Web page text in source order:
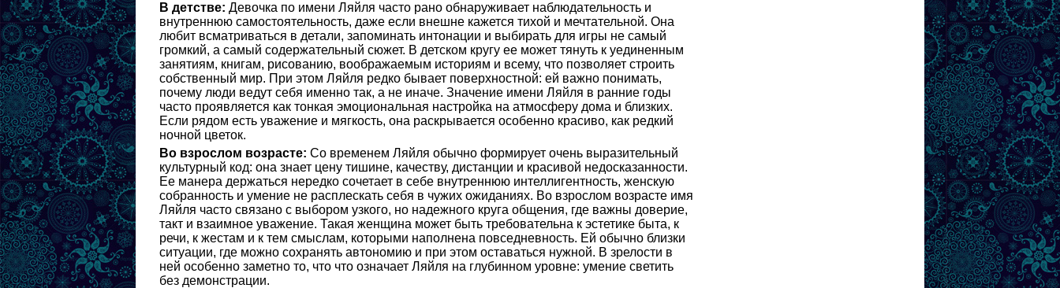
В детстве: Девочка по имени Ляйля часто рано обнаруживает наблюдательность и
внутреннюю самостоятельность, даже если внешне кажется тихой и мечтательной. Она
любит всматриваться в детали, запоминать интонации и выбирать для игры не самый
громкий, а самый содержательный сюжет. В детском кругу ее может тянуть к уединенным
занятиям, книгам, рисованию, воображаемым историям и всему, что позволяет строить
собственный мир. При этом Ляйля редко бывает поверхностной: ей важно понимать,
почему люди ведут себя именно так, а не иначе. Значение имени Ляйля в ранние годы
часто проявляется как тонкая эмоциональная настройка на атмосферу дома и близких.
Если рядом есть уважение и мягкость, она раскрывается особенно красиво, как редкий
ночной цветок.
Во взрослом возрасте: Со временем Ляйля обычно формирует очень выразительный
культурный код: она знает цену тишине, качеству, дистанции и красивой недосказанности.
Ее манера держаться нередко сочетает в себе внутреннюю интеллигентность, женскую
собранность и умение не расплескать себя в чужих ожиданиях. Во взрослом возрасте имя
Ляйля часто связано с выбором узкого, но надежного круга общения, где важны доверие,
такт и взаимное уважение. Такая женщина может быть требовательна к эстетике быта, к
речи, к жестам и к тем смыслам, которыми наполнена повседневность. Ей обычно близки
ситуации, где можно сохранять автономию и при этом оставаться нужной. В зрелости в
ней особенно заметно то, что что означает Ляйля на глубинном уровне: умение светить
без демонстрации.